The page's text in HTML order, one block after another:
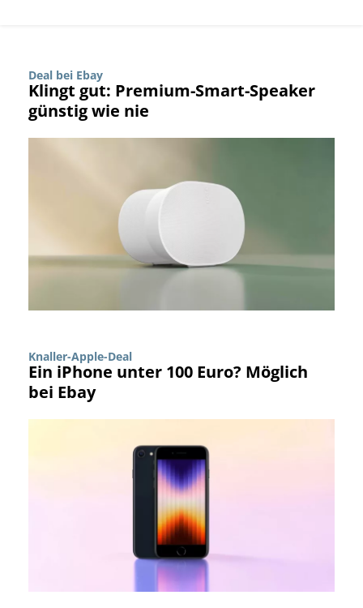
Deal bei Ebay
Klingt gut: Premium-Smart-Speaker
günstig wie nie
Knaller-Apple-Deal
Ein iPhone unter 100 Euro? Möglich
bei Ebay